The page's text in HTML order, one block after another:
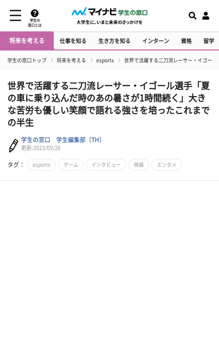
学生の
窓口とは
将来を考える 仕事を知る 生き方を知る インターン 資格 留学
学生の窓口トップ 将来を考える esports 世界で活躍する二刀流レーサー・イゴー
世界で活躍する二刀流レーサー・イゴール選手「夏
の車に乗り込んだ時のあの暑さが1時間続く」大き
な苦労も優しい笑顔で語れる強さを培ったこれまで
の半生
学生の窓口 学生編集部（TH）
更新:2023/09/26
タグ： esports ゲーム インタビュー 映画 エンタメ